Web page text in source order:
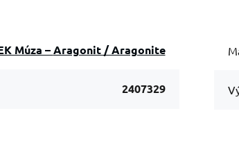
EK Múza – Aragonit / Aragonite
2407329